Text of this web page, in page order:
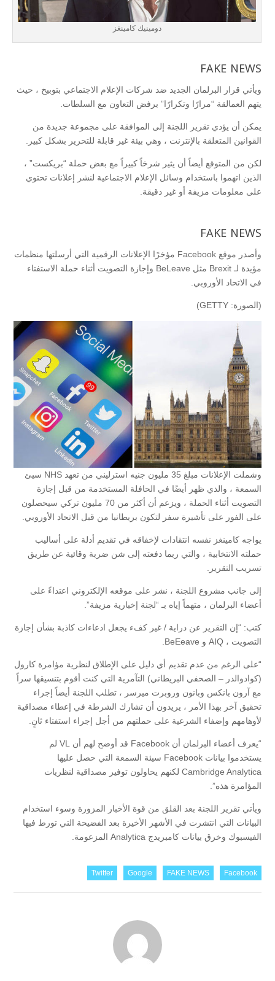
دومينيك كامينغز
FAKE NEWS
ويأتي قرار البرلمان الجديد ضد شركات الإعلام الاجتماعي بتوبيخ ، حيث
يتهم العمالقة “مرارًا وتكرارًا” برفض التعاون مع السلطات.
يمكن أن يؤدي تقرير اللجنة إلى الموافقة على مجموعة جديدة من
القوانين المتعلقة بالإنترنت ، وهي بيئة غير قابلة للتحرير بشكل كبير.
لكن من المتوقع أيضاً أن يثير شرخاً كبيراً مع بعض حملة “بريكست” ،
الذين اتهموا باستخدام وسائل الإعلام الاجتماعية لنشر إعلانات تحتوي
على معلومات مزيفة أو غير دقيقة.
FAKE NEWS
وأصدر موقع Facebook مؤخرًا الإعلانات الرقمية التي أرسلتها منظمات
مؤيدة لـ Brexit مثل BeLeave وإجازة التصويت أثناء حملة الاستفتاء
في الاتحاد الأوروبي.
(الصورة: GETTY)
وشملت الإعلانات مبلغ 35 مليون جنيه استرليني من تعهد NHS سيئ
السمعة ، والذي ظهر أيضًا في الحافلة المستخدمة من قبل إجازة
التصويت أثناء الحملة ، ويزعم أن أكثر من 70 مليون تركي سيحصلون
على الفور على تأشيرة سفر لتكون بريطانيا من قبل الاتحاد الأوروبي.
يواجه كامينغز نفسه انتقادات لإخفاقه في تقديم أدلة على أساليب
حملته الانتخابية ، والتي ربما دفعته إلى شن ضربة وقائية عن طريق
تسريب التقرير.
إلى جانب مشروع اللجنة ، نشر على موقعه الإلكتروني اعتداءً على
أعضاء البرلمان ، متهماً إياه بـ “لجنة إخبارية مزيفة”.
كتب: “إن التقرير عن دراية / غير كفء يجعل ادعاءات كاذبة بشأن إجازة
التصويت ، AIQ و BeEeave.
“على الرغم من عدم تقديم أي دليل على الإطلاق لنظرية مؤامرة كارول
(كوادوالدر – الصحفي البريطاني) التآمرية التي كنت أقوم بتنسيقها سراً
مع آرون بانكس وبانون وروبرت ميرسر ، تطلب اللجنة أيضاً إجراء
تحقيق آخر بهذا الأمر ، يريدون أن تشارك الشرطة في إعطاء مصداقية
لأوهامهم وإضفاء الشرعية على حملتهم من أجل إجراء استفتاء ثانٍ.
“يعرف أعضاء البرلمان أن Facebook قد أوضح لهم أن VL لم
يستخدموا بيانات Facebook سيئة السمعة التي حصل عليها
Cambridge Analytica لكنهم يحاولون توفير مصداقية لنظريات
المؤامرة هذه”.
ويأتي تقرير اللجنة بعد القلق من قوة الأخبار المزورة وسوء استخدام
البيانات التي انتشرت في الأشهر الأخيرة بعد الفضيحة التي تورط فيها
الفيسبوك وخرق بيانات كامبريدج Analytica المزعومة.
Facebook
FAKE NEWS
Google
Twitter